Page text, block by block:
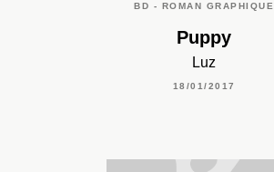
BD - ROMAN GRAPHIQUE
Puppy
Luz
18/01/2017